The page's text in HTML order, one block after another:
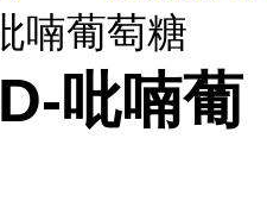
喃葡萄糖
吡喃葡